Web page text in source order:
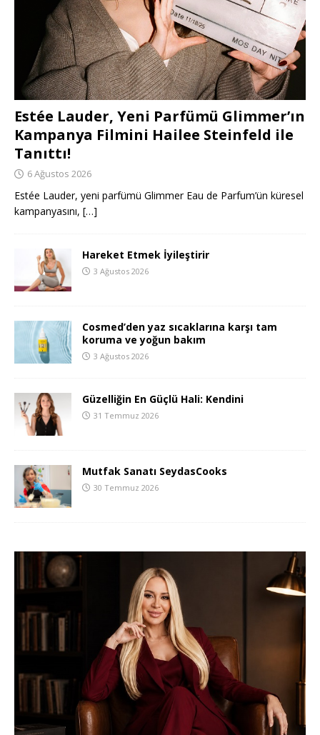
Estée Lauder, Yeni Parfümü Glimmer’ın
Kampanya Filmini Hailee Steinfeld ile
Tanıttı!
6 Ağustos 2026
Estée Lauder, yeni parfümü Glimmer Eau de Parfum’ün küresel
kampanyasını, […]
Hareket Etmek İyileştirir
3 Ağustos 2026
Cosmed’den yaz sıcaklarına karşı tam
koruma ve yoğun bakım
3 Ağustos 2026
Güzelliğin En Güçlü Hali: Kendini
31 Temmuz 2026
Mutfak Sanatı SeydasCooks
30 Temmuz 2026